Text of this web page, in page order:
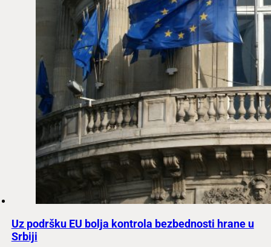
Uz podršku EU bolja kontrola bezbednosti hrane u
Srbiji